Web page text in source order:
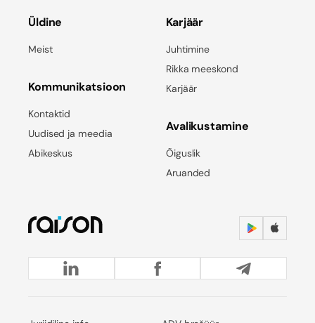
Üldine
Meist
Kommunikatsioon
Kontaktid
Uudised ja meedia
Abikeskus
Karjäär
Juhtimine
Rikka meeskond
Karjäär
Avalikustamine
Õiguslik
Aruanded